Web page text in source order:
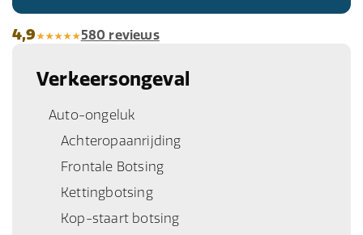
4,9 580 reviews
Verkeersongeval
Auto-ongeluk
Achteropaanrijding
Frontale Botsing
Kettingbotsing
Kop-staart botsing